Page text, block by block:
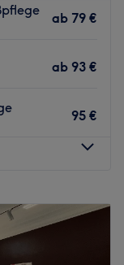
ab 79 €
ab 93 €
95 €
10:00
10:00–20:30